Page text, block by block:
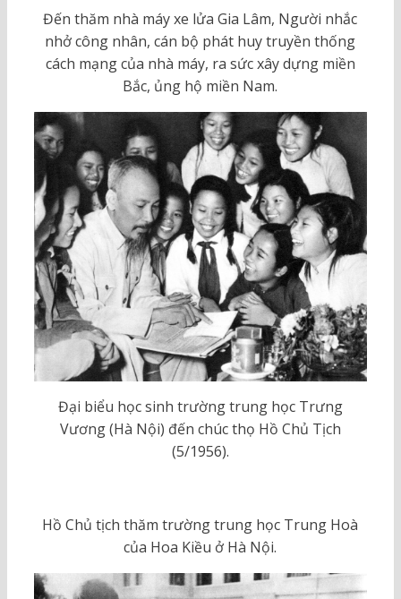
Đến thăm nhà máy xe lửa Gia Lâm, Người nhắc
nhở công nhân, cán bộ phát huy truyền thống
cách mạng của nhà máy, ra sức xây dựng miền
Bắc, ủng hộ miền Nam.
Đại biểu học sinh trường trung học Trưng
Vương (Hà Nội) đến chúc thọ Hồ Chủ Tịch
(5/1956).
Hồ Chủ tịch thăm trường trung học Trung Hoà
của Hoa Kiều ở Hà Nội.